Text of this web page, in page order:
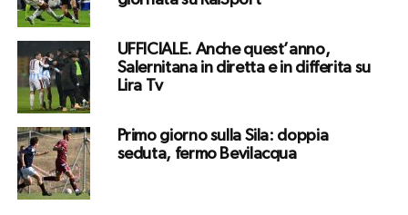
UFFICIALE. Anche quest’anno,
Salernitana in diretta e in differita su
Lira Tv
Primo giorno sulla Sila: doppia
seduta, fermo Bevilacqua